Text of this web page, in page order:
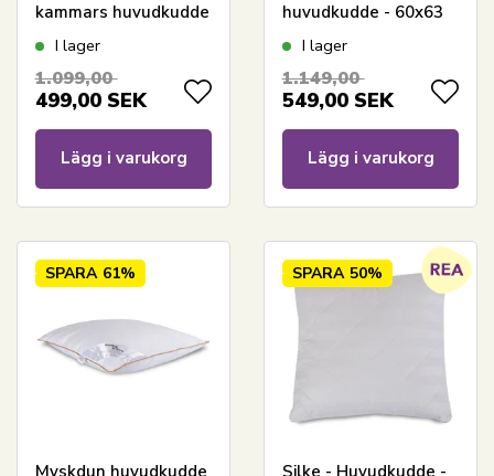
kammars huvudkudde
- Borg Living
I lager
1.099,00
499,00 SEK
Lägg i varukorg
huvudkudde - 60x63
cm - Borg Living
I lager
1.149,00
549,00 SEK
Lägg i varukorg
SPARA 61% SPARA 50%